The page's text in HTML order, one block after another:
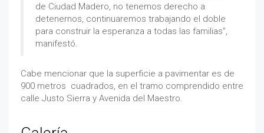
de Ciudad Madero, no tenemos derecho a
detenernos, continuaremos trabajando el doble
para construir la esperanza a todas las familias”,
manifestó.
Cabe mencionar que la superficie a pavimentar es de
900 metros cuadrados, en el tramo comprendido entre
calle Justo Sierra y Avenida del Maestro.